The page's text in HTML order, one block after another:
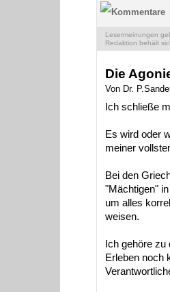
Lesermeinungen
Redaktion behält
Die
Von Dr.
Ich schließe
Es wird oder
meiner
Bei den
"Mächtigen"
um alles
weisen.
Ich gehöre zu
Erleben noch